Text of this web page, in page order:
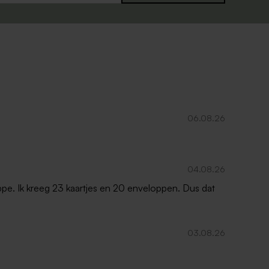
06.08.26
04.08.26
Ik kreeg 23 kaartjes en 20 enveloppen. Dus dat
03.08.26